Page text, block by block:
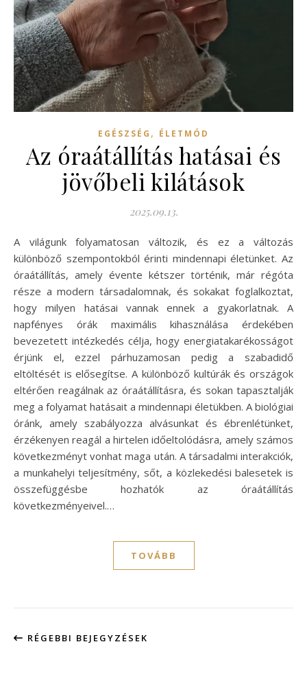
EGÉSZSÉG , ÉLETMÓD
Az óraátállítás hatásai és
jövőbeli kilátások
2025.09.13.
A világunk folyamatosan változik, és ez a változás
különböző szempontokból érinti mindennapi életünket. Az
óraátállítás, amely évente kétszer történik, már régóta
része a modern társadalomnak, és sokakat foglalkoztat,
hogy milyen hatásai vannak ennek a gyakorlatnak. A
napfényes órák maximális kihasználása érdekében
bevezetett intézkedés célja, hogy energiatakarékosságot
érjünk el, ezzel párhuzamosan pedig a szabadidő
eltöltését is elősegítse. A különböző kultúrák és országok
eltérően reagálnak az óraátállításra, és sokan tapasztalják
meg a folyamat hatásait a mindennapi életükben. A biológiai
óránk, amely szabályozza alvásunkat és ébrenlétünket,
érzékenyen reagál a hirtelen időeltolódásra, amely számos
következményt vonhat maga után. A társadalmi interakciók,
a munkahelyi teljesítmény, sőt, a közlekedési balesetek is
összefüggésbe hozhatók az óraátállítás
következményeivel.…
TOVÁBB
RÉGEBBI BEJEGYZÉSEK